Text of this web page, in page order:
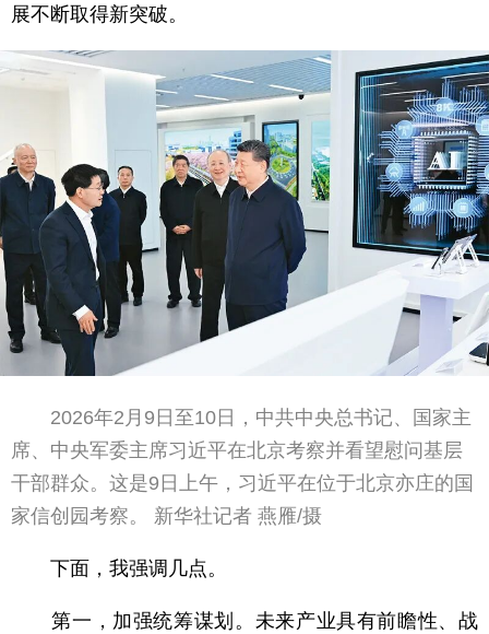
展不断取得新突破。
2026年2月9日至10日，中共中央总书记、国家主
席、中央军委主席习近平在北京考察并看望慰问基层
干部群众。这是9日上午，习近平在位于北京亦庄的国
家信创园考察。 新华社记者 燕雁/摄
下面，我强调几点。
第一，加强统筹谋划。未来产业具有前瞻性、战